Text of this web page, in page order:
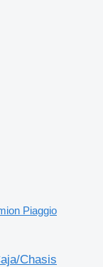
Piaggio
Chasis